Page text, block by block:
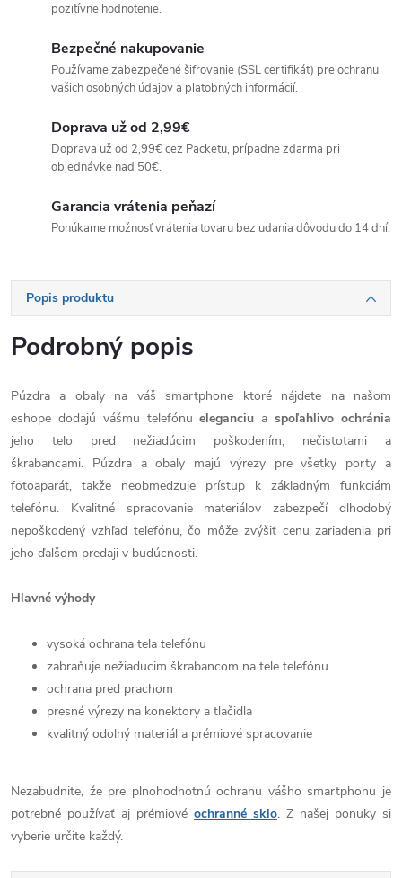
pozitívne hodnotenie.
Bezpečné nakupovanie
Používame zabezpečené šifrovanie (SSL certifikát) pre ochranu
vašich osobných údajov a platobných informácií.
Doprava už od 2,99€
Doprava už od 2,99€ cez Packetu, prípadne zdarma pri
objednávke nad 50€.
Garancia vrátenia peňazí
Ponúkame možnosť vrátenia tovaru bez udania dôvodu do 14 dní.
Popis produktu
Podrobný popis
Púzdra a obaly na váš smartphone ktoré nájdete na našom
eshope dodajú vášmu telefónueleganciu aspoľahlivo ochránia
jeho telo pred nežiadúcim poškodením, nečistotami a
škrabancami. Púzdra a obaly majú výrezy pre všetky porty a
fotoaparát, takže neobmedzuje prístup k základným funkciám
telefónu. Kvalitné spracovanie materiálov zabezpečí dlhodobý
nepoškodený vzhľad telefónu, čo môže zvýšiť cenu zariadenia pri
jeho ďalšom predaji v budúcnosti.
Hlavné výhody
vysoká ochrana tela telefónu
zabraňuje nežiaducim škrabancom na tele telefónu
ochrana pred prachom
presné výrezy na konektory a tlačidla
kvalitný odolný materiál a prémiové spracovanie
Nezabudnite, že pre plnohodnotnú ochranu vášho smartphonu je
potrebné používať aj prémiové ochranné sklo. Z našej ponuky si
vyberie určite každý.